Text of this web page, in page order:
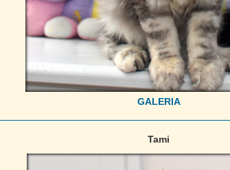
GALERIA
Tami